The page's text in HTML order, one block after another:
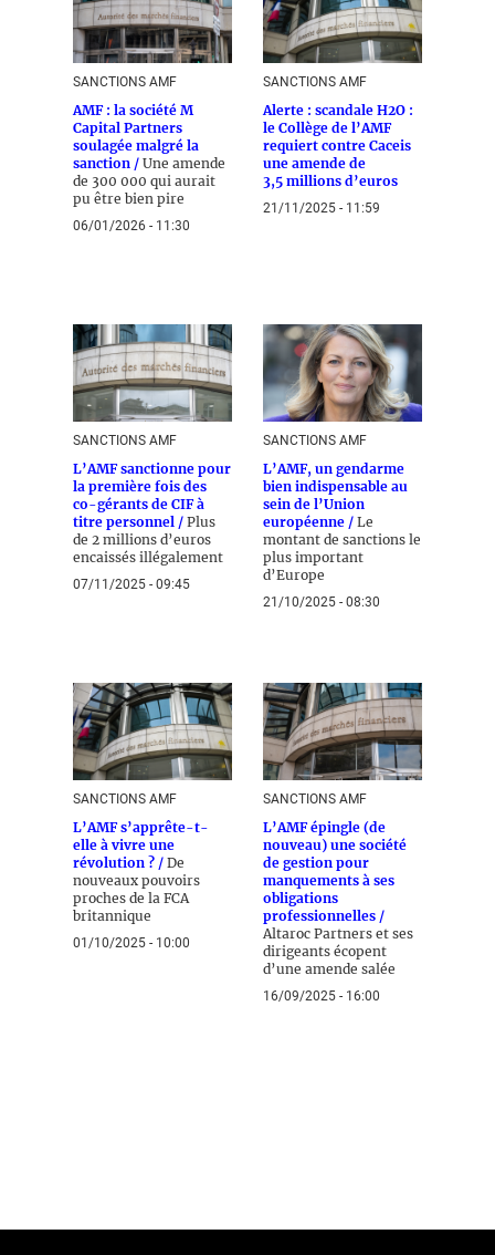
SANCTIONS AMF
AMF : la société M
Capital Partners
soulagée malgré la
sanction / Une amende
de 300 000 qui aurait
pu être bien pire
06/01/2026 - 11:30
SANCTIONS AMF
Alerte : scandale H2O :
le Collège de l’AMF
requiert contre Caceis
une amende de
3,5 millions d’euros
21/11/2025 - 11:59
SANCTIONS AMF
L’AMF sanctionne pour
la première fois des
co-gérants de CIF à
titre personnel / Plus
de 2 millions d’euros
encaissés illégalement
07/11/2025 - 09:45
SANCTIONS AMF
L’AMF, un gendarme
bien indispensable au
sein de l’Union
européenne / Le
montant de sanctions le
plus important
d’Europe
21/10/2025 - 08:30
SANCTIONS AMF
L’AMF s’apprête-t-
elle à vivre une
révolution ? / De
nouveaux pouvoirs
proches de la FCA
britannique
01/10/2025 - 10:00
SANCTIONS AMF
L’AMF épingle (de
nouveau) une société
de gestion pour
manquements à ses
obligations
professionnelles /
Altaroc Partners et ses
dirigeants écopent
d’une amende salée
16/09/2025 - 16:00